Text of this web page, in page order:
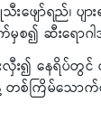
သီးဖျော်ရည်၊ ပ
စ၍ ဆီးရောဂါ
းလှီး၍ နေရိပ်တွင်
ေ့ တစ်ကြိမ်သော